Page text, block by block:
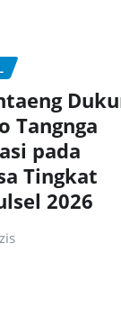
Tangnga
pada
Tingkat
2026